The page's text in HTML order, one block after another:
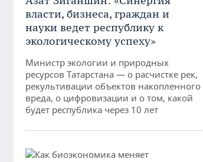
власти, бизнеса, граждан и
науки ведет республику к
экологическому успеху»
Министр экологии и природных
ресурсов Татарстана — о расчистке рек,
рекультивации объектов накопленного
вреда, о цифровизации и о том, какой
будет республика через 10 лет